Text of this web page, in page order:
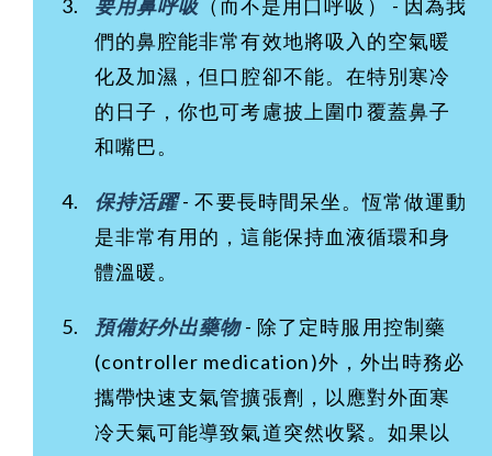
要用鼻呼吸 （而不是用口呼吸） - 因為我
們的鼻腔能非常有效地將吸入的空氣暖
化及加濕，但口腔卻不能。在特別寒冷
的日子，你也可考慮披上圍巾覆蓋鼻子
和嘴巴。
保持活躍 - 不要長時間呆坐。恆常做運動
是非常有用的，這能保持血液循環和身
體溫暖。
預備好外出藥物- 除了定時服用控制藥
(controller medication)外，外出時務必
攜帶快速支氣管擴張劑，以應對外面寒
冷天氣可能導致氣道突然收緊。如果以